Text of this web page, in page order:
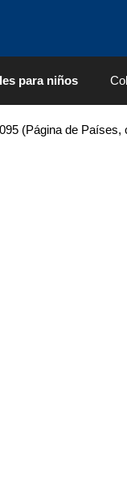
para niños
(Página de